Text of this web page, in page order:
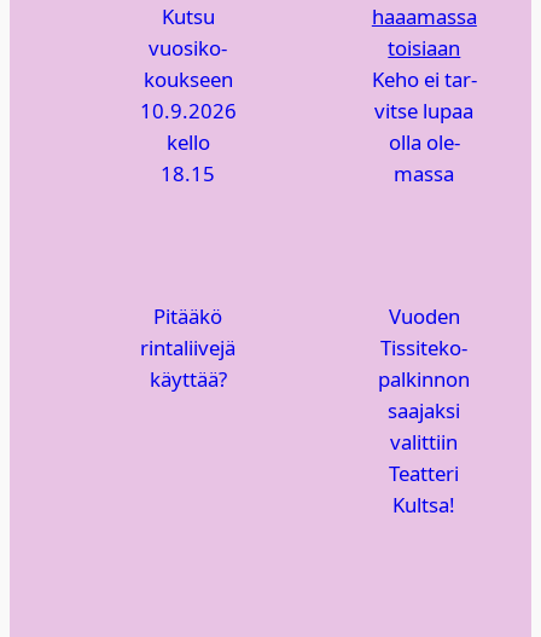
Kut­su
vuo­si­ko­
kouk­seen
10.9.2026
kel­lo
18.15
Keho ei tar­
vit­se lupaa
olla ole­
mas­sa
Pitää­kö
rin­ta­lii­ve­jä
käyt­tää?
Vuo­den
Tis­si­te­ko-
pal­kin­non
saa­jak­si
valit­tiin
Teat­te­ri
Kult­sa!